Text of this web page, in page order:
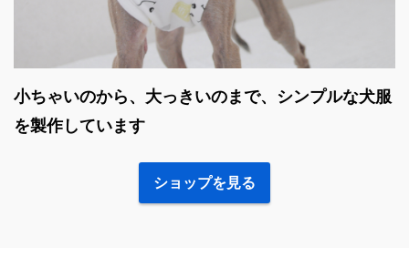
小ちゃいのから、大っきいのまで、シンプルな犬服
を製作しています
ショップを見る